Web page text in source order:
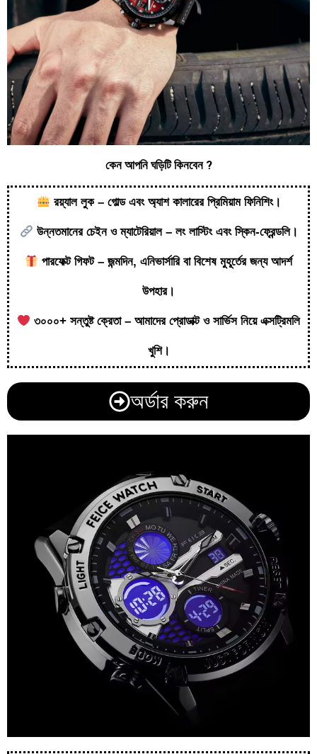
কেন আপনি ঘড়িটি কিনবেন ?
রয়্যাল লুক – গোল্ড এবং অ্যাশ কালারের প্রিমিয়াম ফিনিশিং।
উন্নতমানের চেইন ও ম্যাটেরিয়াল – লং লাস্টিং এবং স্কিন-ফ্রেন্ডলি।
পারফেক্ট গিফট – জন্মদিন, এনিভার্সারি বা বিশেষ মুহূর্তের জন্য আদর্শ
উপহার।
৩০০০+ সন্তুষ্ট ক্রেতা – আমাদের প্রোডাক্ট ও সার্ভিস নিয়ে এক্সট্রিমলি
খুশি।
অর্ডার করুন